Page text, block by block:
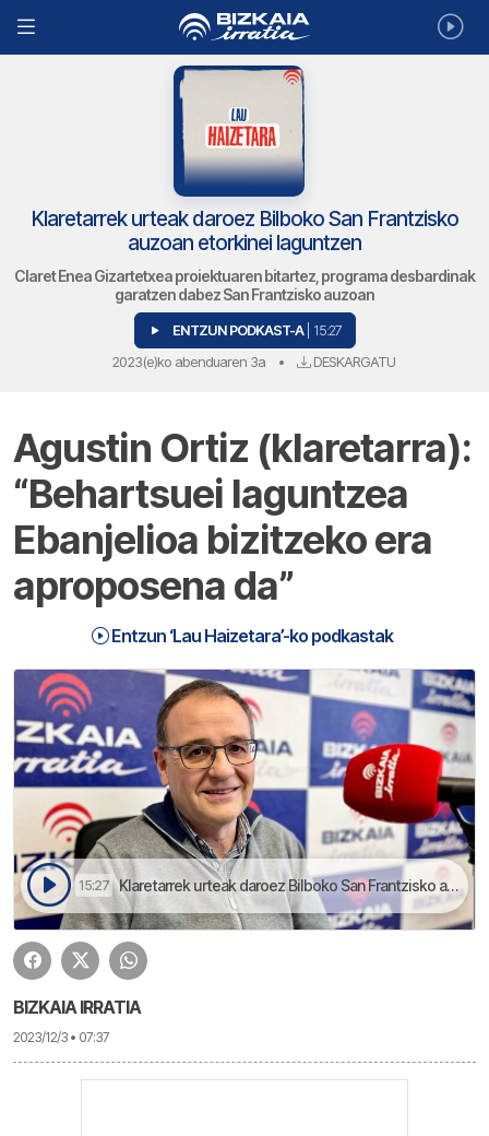
Klaretarrek urteak daroez Bilboko San Frantzisko
auzoan etorkinei laguntzen
Claret Enea Gizartetxea proiektuaren bitartez, programa desbardinak
garatzen dabez San Frantzisko auzoan
ENTZUN PODKAST-A | 15:27
2023(e)ko abenduaren 3a • DESKARGATU
Agustin Ortiz (klaretarra):
“Behartsuei laguntzea
Ebanjelioa bizitzeko era
aproposena da”
Entzun ‘Lau Haizetara’-ko podkastak
15:27 Klaretarrek urteak daroez Bilboko San Frantzisko auzoan etorkinei laguntzen | Lau Haizetara
BIZKAIA IRRATIA
2023/12/3 • 07:37